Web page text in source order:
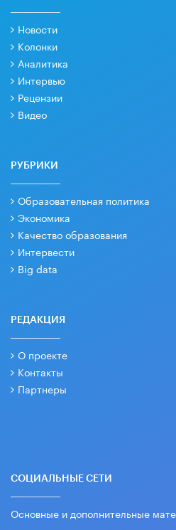
Новости
Колонки
Аналитика
Интервью
Рецензии
Видео
РУБРИКИ
Образовательная политика
Экономика
Качество образования
Интервести
Big data
РЕДАКЦИЯ
О проекте
Контакты
Партнеры
СОЦИАЛЬНЫЕ СЕТИ
Основные и дополнительные